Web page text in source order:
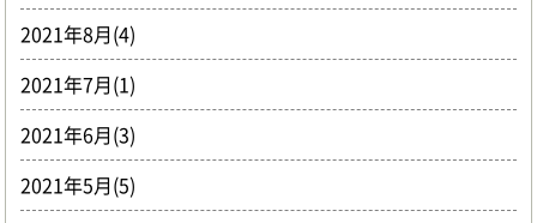
2021年8月(4)
2021年7月(1)
2021年6月(3)
2021年5月(5)